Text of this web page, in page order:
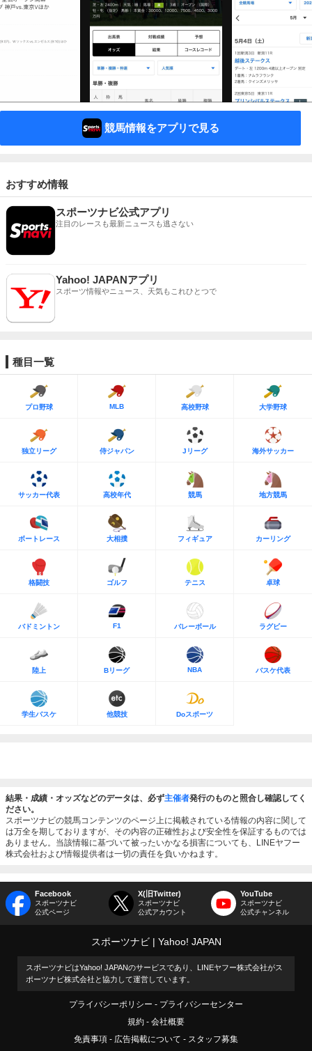
競馬情報をアプリで見る
おすすめ情報
スポーツナビ公式アプリ
注目のレースも最新ニュースも逃さない
Yahoo! JAPANアプリ
スポーツ情報やニュース、天気もこれひとつで
種目一覧
プロ野球 MLB 高校野球 大学野球
独立リーグ 侍ジャパン Jリーグ 海外サッカー
サッカー代表 高校年代 競馬 地方競馬
ボートレース 大相撲 フィギュア カーリング
格闘技 ゴルフ テニス 卓球
バドミントン F1 バレーボール ラグビー
陸上 Bリーグ NBA バスケ代表
学生バスケ 他競技 Doスポーツ
結果・成績・オッズなどのデータは、必ず主催者発行のものと照合し確認してく
ださい。
スポーツナビの競馬コンテンツのページ上に掲載されている情報の内容に関して
は万全を期しておりますが、その内容の正確性および安全性を保証するものでは
ありません。当該情報に基づいて被ったいかなる損害についても、LINEヤフー
株式会社および情報提供者は一切の責任を負いかねます。
Facebook
スポーツナビ
公式ページ
X(旧Twitter)
スポーツナビ
公式アカウント
YouTube
スポーツナビ
公式チャンネル
スポーツナビ Yahoo! JAPAN
スポーツナビはYahoo! JAPANのサービスであり、LINEヤフー株式会社がス
ポーツナビ株式会社と協力して運営しています。
プライバシーポリシー
プライバシーセンター
規約
会社概要
免責事項
広告掲載について スタッフ募集